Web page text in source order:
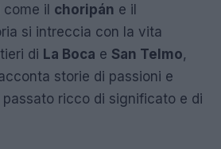
il choripán e il
si intreccia con la vita
di La Boca e San Telmo,
storie di passioni e
ricco di significato e di